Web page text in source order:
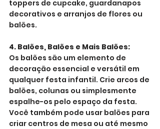
toppers de cupcake, guardanapos
decorativos e arranjos de flores ou
balões.
4. Balões, Balões e Mais Balões:
Os balões são um elemento de
decoração essencial e versátil em
qualquer festa infantil. Crie arcos de
balões, colunas ou simplesmente
espalhe-os pelo espaço da festa.
Você também pode usar balões para
criar centros de mesa ou até mesmo